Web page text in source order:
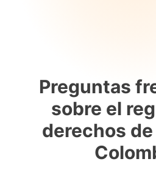
Preguntas
sobre el
derechos